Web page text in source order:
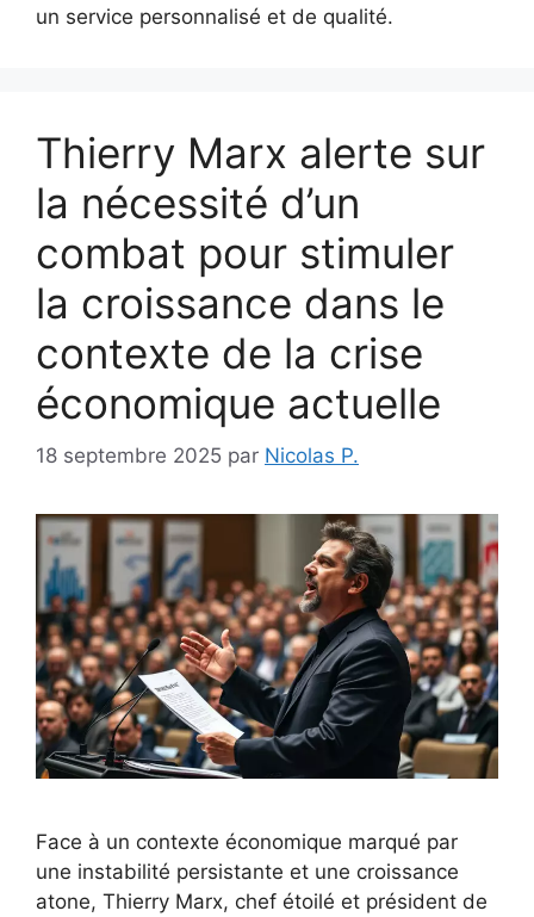
un service personnalisé et de qualité.
Thierry Marx alerte sur
la nécessité d’un
combat pour stimuler
la croissance dans le
contexte de la crise
économique actuelle
18 septembre 2025 par Nicolas P.
Face à un contexte économique marqué par
une instabilité persistante et une croissance
atone, Thierry Marx, chef étoilé et président de